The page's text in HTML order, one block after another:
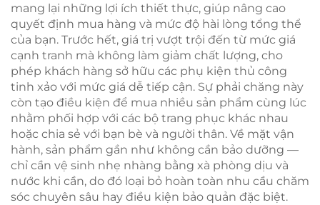
mang lại những lợi ích thiết thực, giúp nâng cao
quyết định mua hàng và mức độ hài lòng tổng thể
của bạn. Trước hết, giá trị vượt trội đến từ mức giá
cạnh tranh mà không làm giảm chất lượng, cho
phép khách hàng sở hữu các phụ kiện thủ công
tinh xảo với mức giá dễ tiếp cận. Sự phải chăng này
còn tạo điều kiện để mua nhiều sản phẩm cùng lúc
nhằm phối hợp với các bộ trang phục khác nhau
hoặc chia sẻ với bạn bè và người thân. Về mặt vận
hành, sản phẩm gần như không cần bảo dưỡng —
chỉ cần vệ sinh nhẹ nhàng bằng xà phòng dịu và
nước khi cần, do đó loại bỏ hoàn toàn nhu cầu chăm
sóc chuyên sâu hay điều kiện bảo quản đặc biệt.